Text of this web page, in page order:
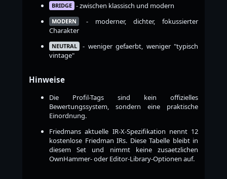
BRIDGE - zwischen klassisch und modern
MODERN
- moderner, dichter, fokussierter
Charakter
NEUTRAL - weniger gefaerbt, weniger "typisch
vintage"
Hinweise
Die Profil-Tags sind kein offizielles
Bewertungssystem, sondern eine praktische
Einordnung.
Friedmans aktuelle IR-X-Spezifikation nennt 12
kostenlose Friedman IRs. Diese Tabelle bleibt in
diesem Set und nimmt keine zusaetzlichen
OwnHammer- oder Editor-Library-Optionen auf.